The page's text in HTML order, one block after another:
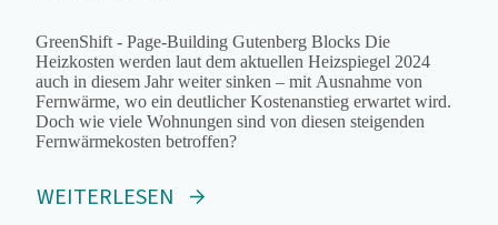
GreenShift - Page-Building Gutenberg Blocks Die
Heizkosten werden laut dem aktuellen Heizspiegel 2024
auch in diesem Jahr weiter sinken – mit Ausnahme von
Fernwärme, wo ein deutlicher Kostenanstieg erwartet wird.
Doch wie viele Wohnungen sind von diesen steigenden
Fernwärmekosten betroffen?
WEITERLESEN